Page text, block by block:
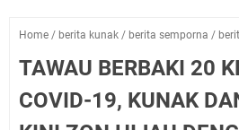
Home / berita kunak / berita semporna /
TAWAU BERBAKI 20
COVID-19, KUNAK